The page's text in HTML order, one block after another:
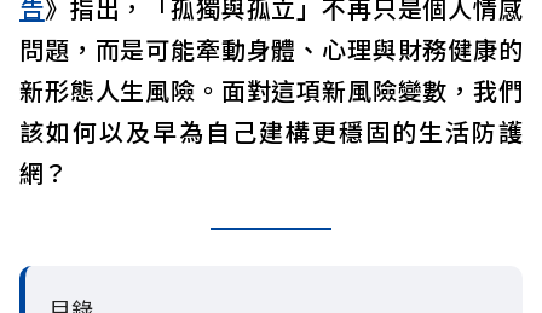
告》指出，「孤獨與孤立」不再只是個人情感
問題，而是可能牽動身體、心理與財務健康的
新形態人生風險。面對這項新風險變數，我們
該如何以及早為自己建構更穩固的生活防護
網？